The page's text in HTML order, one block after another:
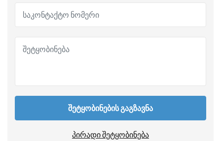
შეტყობინების გაგზავნა
პირადი შეტყობინება